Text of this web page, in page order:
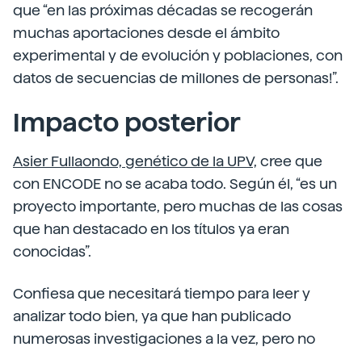
que “en las próximas décadas se recogerán
muchas aportaciones desde el ámbito
experimental y de evolución y poblaciones, con
datos de secuencias de millones de personas!”.
Impacto posterior
Asier Fullaondo, genético de la UPV, cree que
con ENCODE no se acaba todo. Según él, “es un
proyecto importante, pero muchas de las cosas
que han destacado en los títulos ya eran
conocidas”.
Confiesa que necesitará tiempo para leer y
analizar todo bien, ya que han publicado
numerosas investigaciones a la vez, pero no